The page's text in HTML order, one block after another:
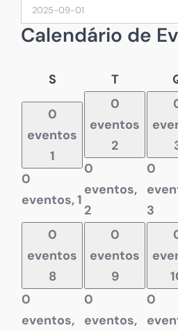
Calendário de
SSegunda-
feira
TTerça-
feira
0
eventos
1
0
eventos,1
0
eventos
2
0
eventos,
2
0
3
0
eventos
8
0
eventos,
0
eventos
9
0
eventos,
0